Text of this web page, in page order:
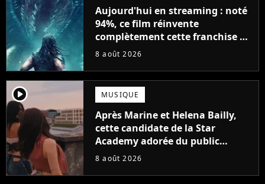
Aujourd'hui en streaming : noté
94%, ce film réinvente
complètement cette franchise de
science-fiction vieille de 40 ans
8 août 2026
player2 MUSIQUE
Après Marine et Helena Bailly,
cette candidate de la Star
Academy adorée du public
annonce son premier album,
8 août 2026